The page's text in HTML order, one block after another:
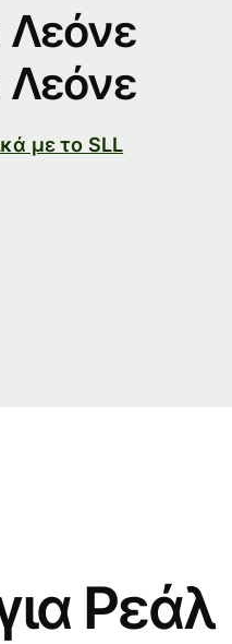
Λεόνε
Λεόνε
με το SLL
Ρεάλ